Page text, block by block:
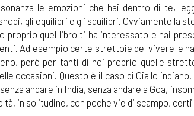
le emozioni che hai dentro di te,
gli equilibri e gli squilibri. Ovviamente la
proprio quel libro ti ha interessato e hai
Ad esempio certe strettoie del vivere le
però per tanti di noi proprio quelle
occasioni. Questo è il caso di Giallo
andare in India, senza andare a Goa,
in solitudine, con poche vie di scampo,